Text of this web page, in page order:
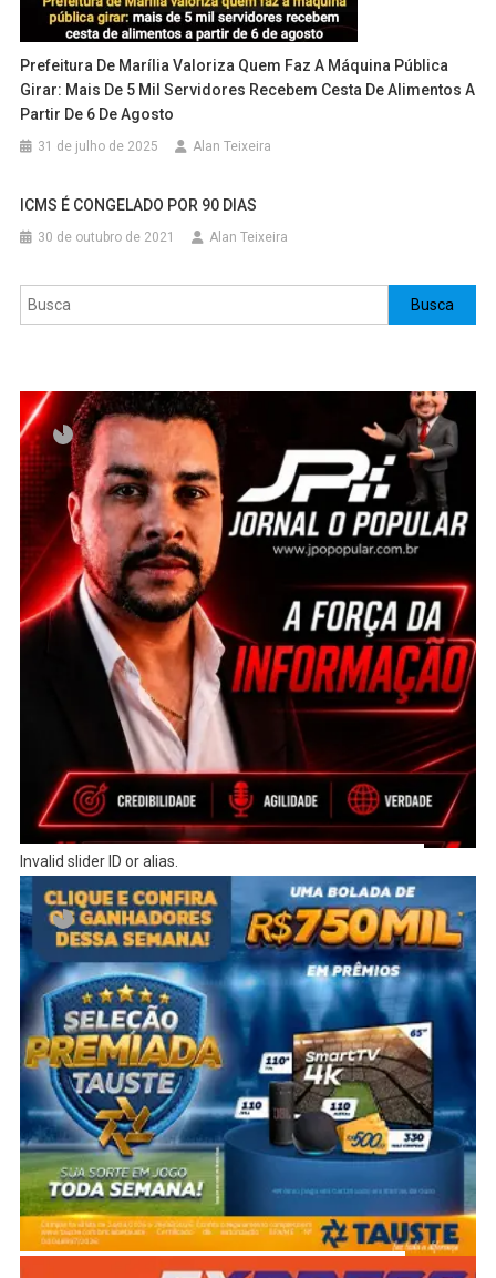
Prefeitura De Marília Valoriza Quem Faz A Máquina Pública
Girar: Mais De 5 Mil Servidores Recebem Cesta De Alimentos A
Partir De 6 De Agosto
31 de julho de 2025 Alan Teixeira
ICMS É CONGELADO POR 90 DIAS
30 de outubro de 2021 Alan Teixeira
Pesquisar Busca
Invalid slider ID or alias.